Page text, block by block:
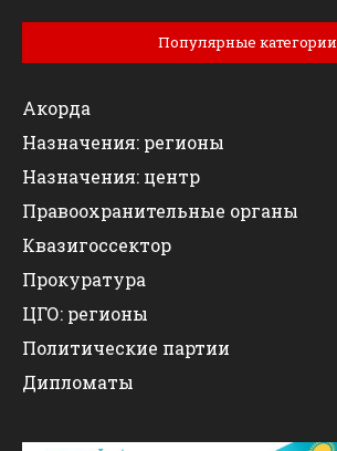
Популярные категории
Акорда
Назначения: регионы
Назначения: центр
Правоохранительные органы
Квазигоссектор
Прокуратура
ЦГО: регионы
Политические партии
Дипломаты